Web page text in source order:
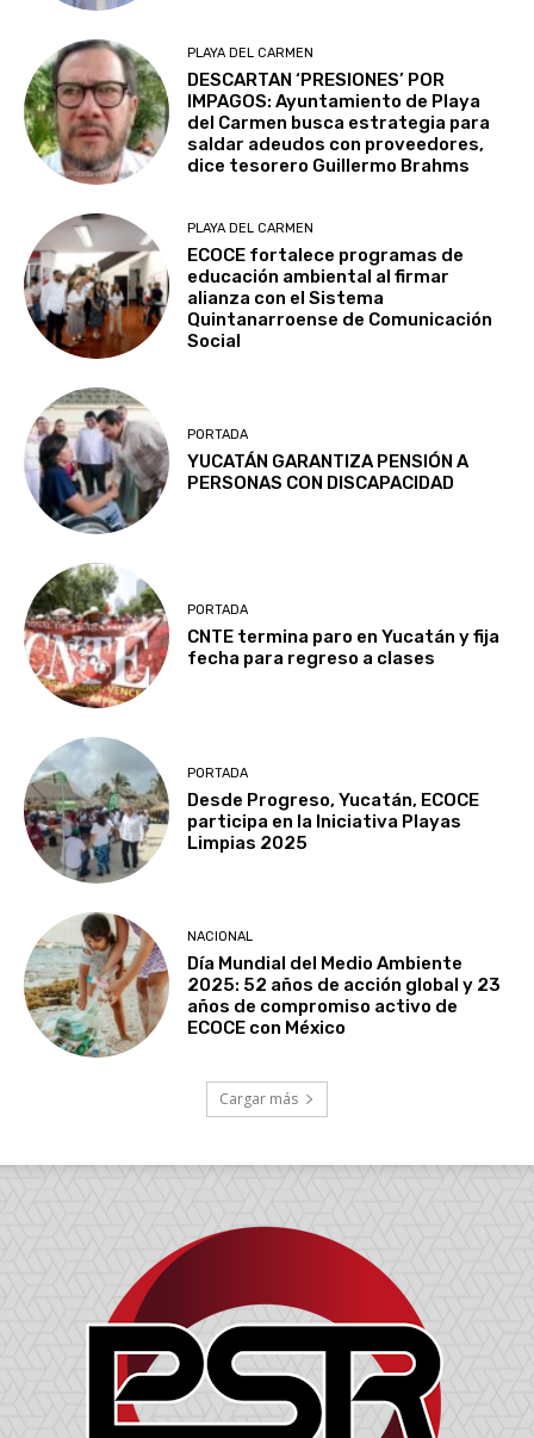
PLAYA DEL CARMEN
DESCARTAN ‘PRESIONES’ POR
IMPAGOS: Ayuntamiento de Playa
del Carmen busca estrategia para
saldar adeudos con proveedores,
dice tesorero Guillermo Brahms
PLAYA DEL CARMEN
ECOCE fortalece programas de
educación ambiental al firmar
alianza con el Sistema
Quintanarroense de Comunicación
Social
PORTADA
YUCATÁN GARANTIZA PENSIÓN A
PERSONAS CON DISCAPACIDAD
PORTADA
CNTE termina paro en Yucatán y fija
fecha para regreso a clases
PORTADA
Desde Progreso, Yucatán, ECOCE
participa en la Iniciativa Playas
Limpias 2025
NACIONAL
Día Mundial del Medio Ambiente
2025: 52 años de acción global y 23
años de compromiso activo de
ECOCE con México
Cargar más